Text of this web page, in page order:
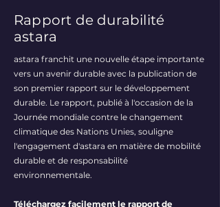
Rapport de durabilité
astara
astara franchit une nouvelle étape importante
vers un avenir durable avec la publication de
son premier rapport sur le développement
durable. Le rapport, publié à l'occasion de la
Journée mondiale contre le changement
climatique des Nations Unies, souligne
l'engagement d'astara en matière de mobilité
durable et de responsabilité
environnementale.
Téléchargez facilement le rapport de